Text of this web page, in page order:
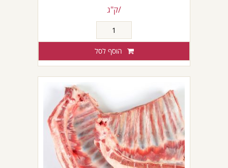
/ק"ג
של
צלעות
טלה
הוסף לסל